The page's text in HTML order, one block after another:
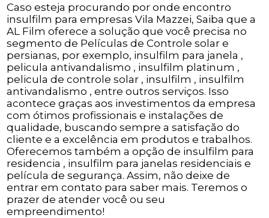
Caso esteja procurando por onde encontro
insulfilm para empresas Vila Mazzei, Saiba que a
AL Film oferece a solução que você precisa no
segmento de Películas de Controle solar e
persianas, por exemplo, insulfilm para janela ,
pelicula antivandalismo , insulfilm platinum ,
pelicula de controle solar , insulfilm , insulfilm
antivandalismo , entre outros serviços. Isso
acontece graças aos investimentos da empresa
com ótimos profissionais e instalações de
qualidade, buscando sempre a satisfação do
cliente e a excelência em produtos e trabalhos.
Oferecemos também a opção de insulfilm para
residencia , insulfilm para janelas residenciais e
película de segurança. Assim, não deixe de
entrar em contato para saber mais. Teremos o
prazer de atender você ou seu
empreendimento!